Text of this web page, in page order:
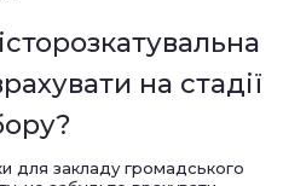
на стадії
для закладу громадського